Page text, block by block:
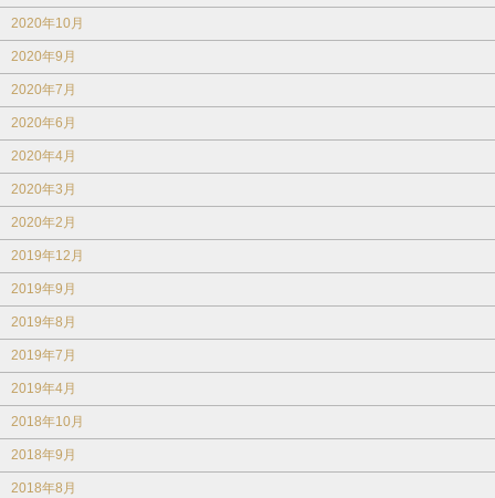
2020年10月
2020年9月
2020年7月
2020年6月
2020年4月
2020年3月
2020年2月
2019年12月
2019年9月
2019年8月
2019年7月
2019年4月
2018年10月
2018年9月
2018年8月